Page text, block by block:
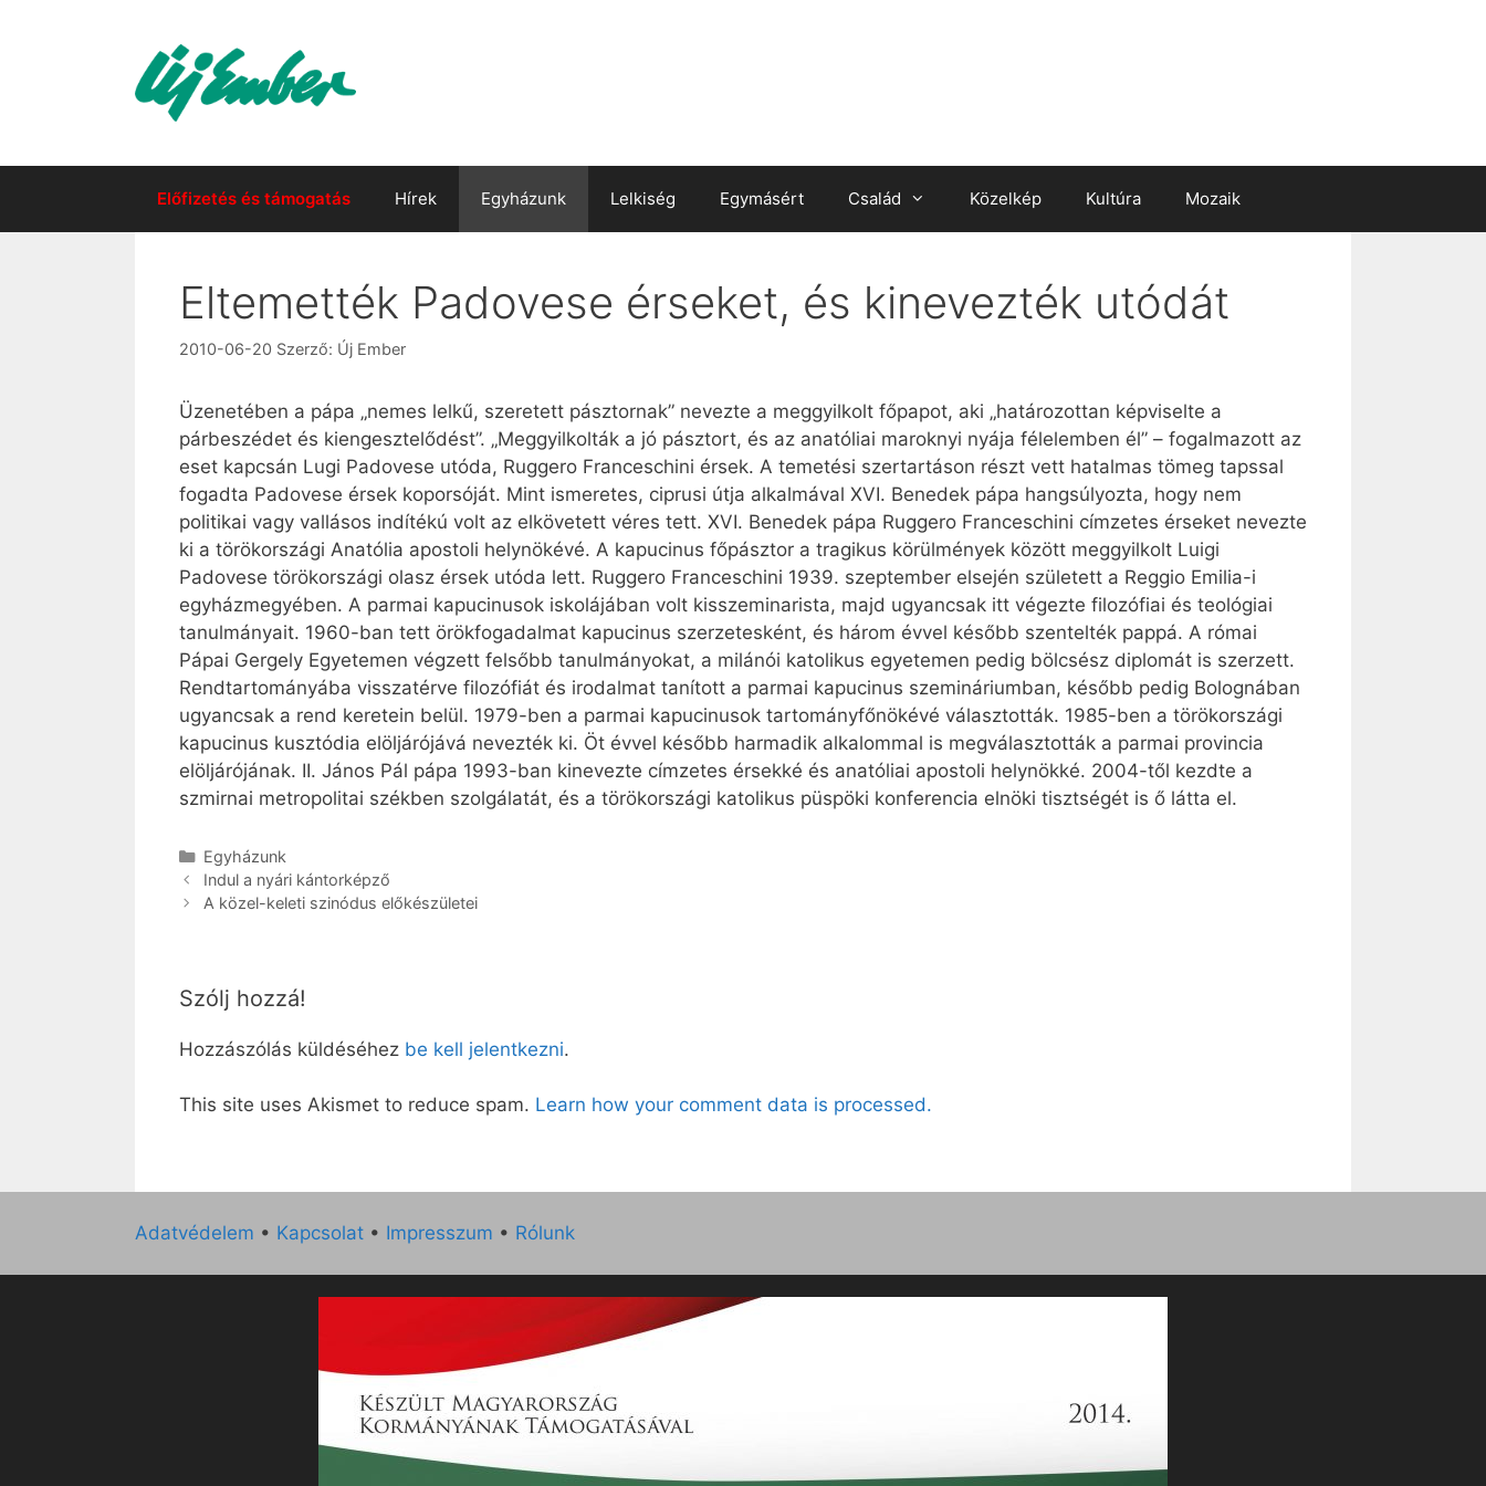
Előfizetés és támogatás Hírek Egyházunk Lelkiség Egymásért Család Közelkép Kultúra Mozaik
Eltemették Padovese érseket, és kinevezték utódát
2010-06-20 Szerző: Új Ember
Üzenetében a pápa „nemes lelkű, szeretett pásztornak” nevezte a meggyilkolt főpapot, aki „határozottan képviselte a
párbeszédet és kiengesztelődést”. „Meggyilkolták a jó pásztort, és az anatóliai maroknyi nyája félelemben él” – fogalmazott az
eset kapcsán Lugi Padovese utóda, Ruggero Franceschini érsek. A temetési szertartáson részt vett hatalmas tömeg tapssal
fogadta Padovese érsek koporsóját. Mint ismeretes, ciprusi útja alkalmával XVI. Benedek pápa hangsúlyozta, hogy nem
politikai vagy vallásos indítékú volt az elkövetett véres tett. XVI. Benedek pápa Ruggero Franceschini címzetes érseket nevezte
ki a törökországi Anatólia apostoli helynökévé. A kapucinus főpásztor a tragikus körülmények között meggyilkolt Luigi
Padovese törökországi olasz érsek utóda lett. Ruggero Franceschini 1939. szeptember elsején született a Reggio Emilia-i
egyházmegyében. A parmai kapucinusok iskolájában volt kisszeminarista, majd ugyancsak itt végezte filozófiai és teológiai
tanulmányait. 1960-ban tett örökfogadalmat kapucinus szerzetesként, és három évvel később szentelték pappá. A római
Pápai Gergely Egyetemen végzett felsőbb tanulmányokat, a milánói katolikus egyetemen pedig bölcsész diplomát is szerzett.
Rendtartományába visszatérve filozófiát és irodalmat tanított a parmai kapucinus szemináriumban, később pedig Bolognában
ugyancsak a rend keretein belül. 1979-ben a parmai kapucinusok tartományfőnökévé választották. 1985-ben a törökországi
kapucinus kusztódia elöljárójává nevezték ki. Öt évvel később harmadik alkalommal is megválasztották a parmai provincia
elöljárójának. II. János Pál pápa 1993-ban kinevezte címzetes érsekké és anatóliai apostoli helynökké. 2004-től kezdte a
szmirnai metropolitai székben szolgálatát, és a törökországi katolikus püspöki konferencia elnöki tisztségét is ő látta el.
Kategória
Egyházunk
Indul a nyári kántorképző
A közel-keleti szinódus előkészületei
Szólj hozzá!
Hozzászólás küldéséhez be kell jelentkezni.
This site uses Akismet to reduce spam. Learn how your comment data is processed.
Adatvédelem • Kapcsolat • Impresszum • Rólunk